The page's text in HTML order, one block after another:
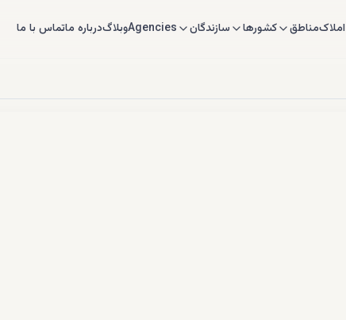
املاکمناطق کشورها سازندگان Agenciesوبلاگدرباره ماتماس با ما